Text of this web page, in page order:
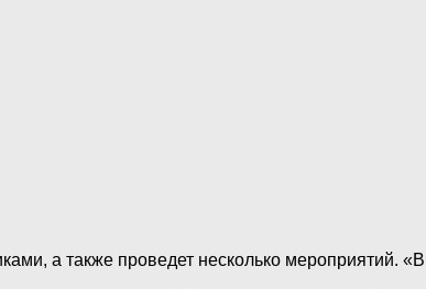
а также проведет несколько мероприятий.